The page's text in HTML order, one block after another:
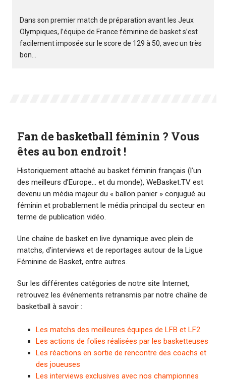
Dans son premier match de préparation avant les Jeux
Olympiques, l’équipe de France féminine de basket s’est
facilement imposée sur le score de 129 à 50, avec un très
bon...
Fan de basketball féminin ? Vous
êtes au bon endroit !
Historiquement attaché au basket féminin français (l’un
des meilleurs d’Europe… et du monde), WeBasket.TV est
devenu un média majeur du « ballon panier » conjugué au
féminin et probablement le média principal du secteur en
terme de publication vidéo.
Une chaîne de basket en live dynamique avec plein de
matchs, d’interviews et de reportages autour de la Ligue
Féminine de Basket, entre autres.
Sur les différentes catégories de notre site Internet,
retrouvez les événements retransmis par notre chaîne de
basketball à savoir :
Les matchs des meilleures équipes de LFB et LF2
Les actions de folies réalisées par les basketteuses
Les réactions en sortie de rencontre des coachs et
des joueuses
Les interviews exclusives avec nos championnes